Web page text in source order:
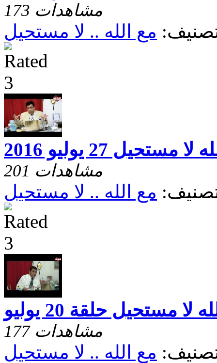
173 مشاهدات
مع الله .. لا مستحيل
مستحيل 27 يوليو 2016
201 مشاهدات
مع الله .. لا مستحيل
لا مستحيل حلقة 20 يوليو
177 مشاهدات
مع الله .. لا مستحيل